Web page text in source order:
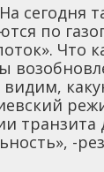
На сегодня
по
Что
транзита
-